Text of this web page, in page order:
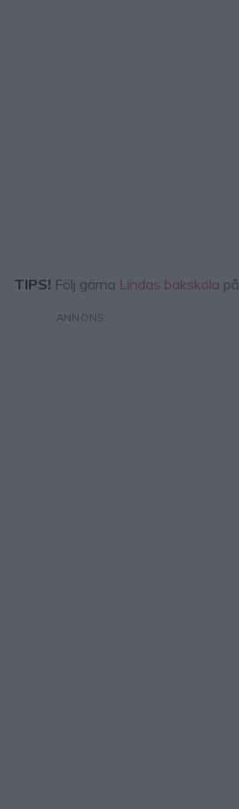
TIPS! Följ gärna Lindas bakskola på